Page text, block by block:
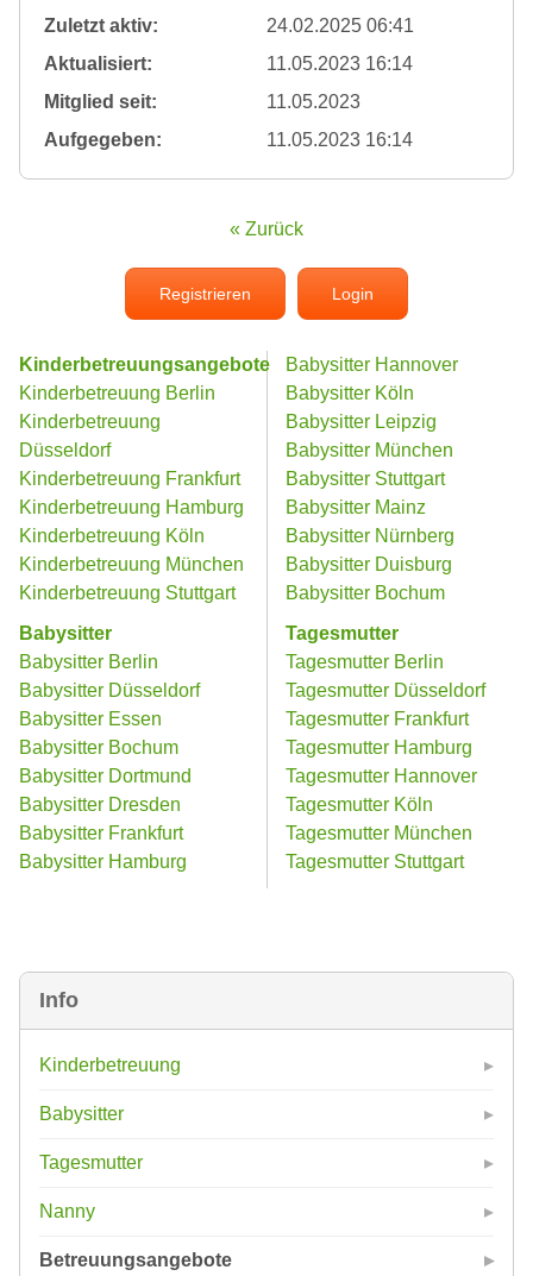
Info
Kinderbetreuung
Babysitter
Tagesmutter
Nanny
Betreuungsangebote
Zuletzt aktiv:
24.02.2025 06:41
Aktualisiert:
11.05.2023 16:14
Mitglied seit:
11.05.2023
Aufgegeben:
11.05.2023 16:14
« Zurück
Registrieren Login
Kinderbetreuungsangebote
Kinderbetreuung Berlin
Kinderbetreuung
Düsseldorf
Kinderbetreuung Frankfurt
Kinderbetreuung Hamburg
Kinderbetreuung Köln
Kinderbetreuung München
Kinderbetreuung Stuttgart
Babysitter
Babysitter Berlin
Babysitter Düsseldorf
Babysitter Essen
Babysitter Bochum
Babysitter Dortmund
Babysitter Dresden
Babysitter Frankfurt
Babysitter Hamburg
Babysitter Hannover
Babysitter Köln
Babysitter Leipzig
Babysitter München
Babysitter Stuttgart
Babysitter Mainz
Babysitter Nürnberg
Babysitter Duisburg
Babysitter Bochum
Tagesmutter
Tagesmutter Berlin
Tagesmutter Düsseldorf
Tagesmutter Frankfurt
Tagesmutter Hamburg
Tagesmutter Hannover
Tagesmutter Köln
Tagesmutter München
Tagesmutter Stuttgart